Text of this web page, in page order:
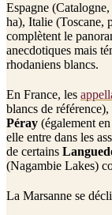
Espagne
ha), Italie (Toscane,
complètent le
anecdotiques mais
rhodaniens blancs.
En France, les
blancs de référence),
Péray (également
elle entre dans les
de certains
(Nagambie Lakes)
La Marsanne se